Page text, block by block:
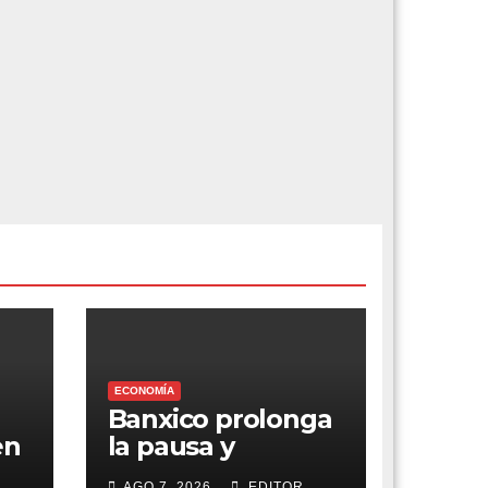
ECONOMÍA
Banxico prolonga
la pausa y